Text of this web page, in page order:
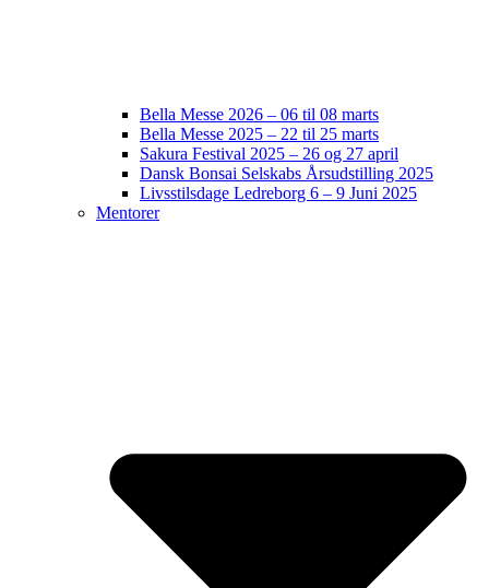
Bella Messe 2026 – 06 til 08 marts
Bella Messe 2025 – 22 til 25 marts
Sakura Festival 2025 – 26 og 27 april
Dansk Bonsai Selskabs Årsudstilling 2025
Livsstilsdage Ledreborg 6 – 9 Juni 2025
Mentorer